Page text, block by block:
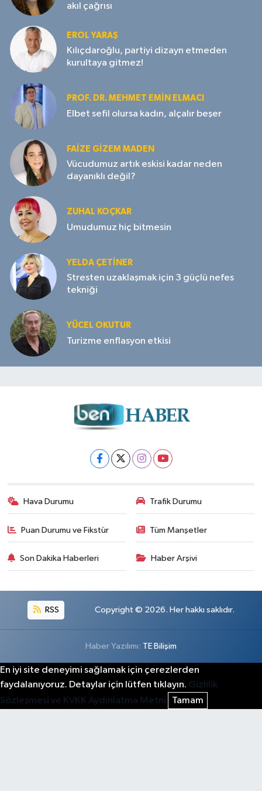
akıl çağrısı
EROL YARAŞ
Kılıçdaroğlu, partiyi dizayn etmeden
kurultaya gitmez!
PROF. DR. MEHMET EMIN ELMACI
Elbet sefil olursa kadın, alçalır beşer
FAIZE GIZEM MADEN
Vücudumuz artık eskisi kadar neden
dayanıklı değil?
ZUHAL KOÇKAR
Umudumuz hiç bitmesin
YELDA ÇETİNER
Stresten uzaklaşmak için 3 güçlü nefes
tekniği
YÜCEL OKUTUR
Turizme enflasyon etkisi
Hava Durumu Trafik Durumu
Puan Durumu ve Fikstür Tüm Manşetler
Son Dakika Haberleri Haber Arşivi
RSS Copyright © 2026. Her hakkı saklıdır.
Haber Yazılımı: TE Bilişim
En iyi site deneyimi sağlamak için çerezlerden
faydalanıyoruz. Detaylar için lütfen tıklayın. Gizlilik
Sözleşmesi ve KVKK Aydınlatma Metni
Tamam